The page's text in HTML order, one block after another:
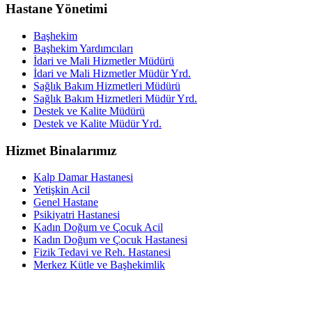
Hastane Yönetimi
Başhekim
Başhekim Yardımcıları
İdari ve Mali Hizmetler Müdürü
İdari ve Mali Hizmetler Müdür Yrd.
Sağlık Bakım Hizmetleri Müdürü
Sağlık Bakım Hizmetleri Müdür Yrd.
Destek ve Kalite Müdürü
Destek ve Kalite Müdür Yrd.
Hizmet Binalarımız
Kalp Damar Hastanesi
Yetişkin Acil
Genel Hastane
Psikiyatri Hastanesi
Kadın Doğum ve Çocuk Acil
Kadın Doğum ve Çocuk Hastanesi
Fizik Tedavi ve Reh. Hastanesi
Merkez Kütle ve Başhekimlik